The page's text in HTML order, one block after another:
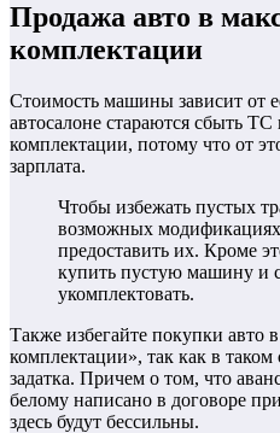
Продажа авто в
комплектации
Стоимость машины зависит от
автосалоне стараются сбыть
комплектации, потому что от
зарплата.
Чтобы избежать пустых
возможных
предоставить их. Кроме
купить пустую машину и
укомплектовать.
Также избегайте покупки авто
комплектации», так как в
задатка. Причем о том, что
белому написано в договоре
здесь будут бессильны.